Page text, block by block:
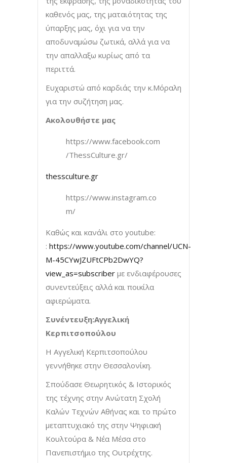
καθενός μας, της ματαιότητας της
ύπαρξης μας, όχι για να την
αποδυναμώσω ζωτικά, αλλά για να
την απαλλαξω κυρίως από τα
περιττά.
Ευχαριστώ από καρδιάς την κ.Μόραλη
για την συζήτηση μας.
Ακολουθήστε μας
https://www.facebook.com
/ThessCulture.gr/
thessculture.gr
https://www.instagram.co
m/
Καθώς και κανάλι στο youtube:
: https://www.youtube.com/channel/UCN-
M-45CYwJZUFtCPb2DwYQ?
view_as=subscriber με ενδιαφέρουσες
συνεντεύξεις αλλά και ποικίλα
αφιερώματα.
Συνέντευξη:Αγγελική
Κερπιτσοπούλου
Η Αγγελική Κερπιτσοπούλου
γεννήθηκε στην Θεσσαλονίκη.
Σπούδασε Θεωρητικός & Ιστορικός
της τέχνης στην Ανώτατη Σχολή
Καλών Τεχνών Αθήνας και το πρώτο
μεταπτυχιακό της στην Ψηφιακή
Κουλτούρα & Νέα Μέσα στο
Πανεπιστήμιο της Ουτρέχτης.